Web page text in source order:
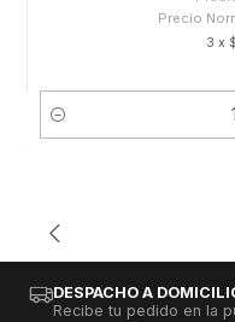
Precio
3 x
Cantidad
DESPACHO A
Recibe tu pedido en la